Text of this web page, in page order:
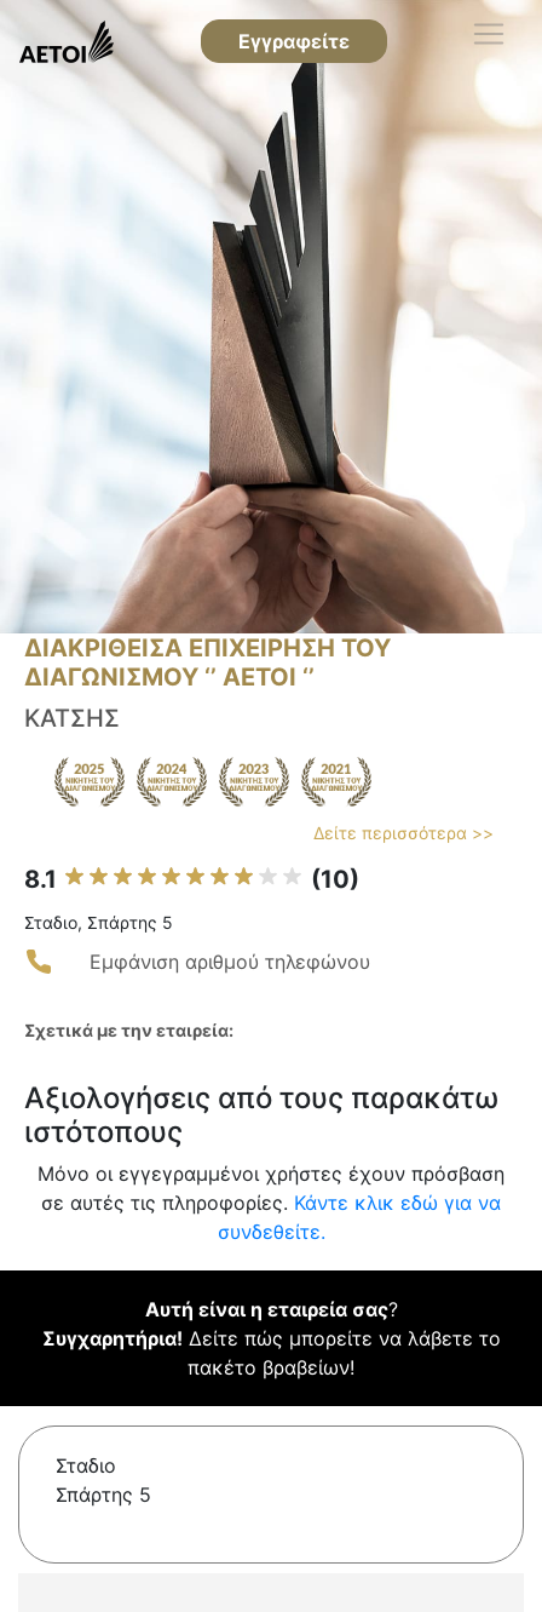
Εγγραφείτε
ΔΙΑΚΡΙΘΕΙΣΑ ΕΠΙΧΕΙΡΗΣΗ ΤΟΥ
ΔΙΑΓΩΝΙΣΜΟΥ ‘’ ΑΕΤΟΙ ‘’
ΚΑΤΣΗΣ
Δείτε περισσότερα >>
8.1 (10)
Σταδιο, Σπάρτης 5
Εμφάνιση αριθμού τηλεφώνου
Σχετικά με την εταιρεία:
Αξιολογήσεις από τους παρακάτω
ιστότοπους
Μόνο οι εγγεγραμμένοι χρήστες έχουν πρόσβαση
σε αυτές τις πληροφορίες. Κάντε κλικ εδώ για να
συνδεθείτε.
Αυτή είναι η εταιρεία σας?
Συγχαρητήρια! Δείτε πώς μπορείτε να λάβετε το
πακέτο βραβείων!
Σταδιο
Σπάρτης 5